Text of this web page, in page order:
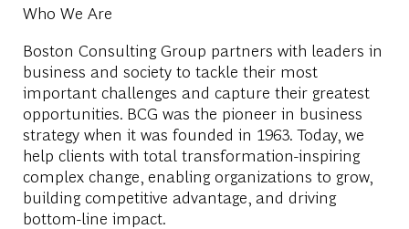
Who We Are
Boston Consulting Group partners with leaders in
business and society to tackle their most
important challenges and capture their greatest
opportunities. BCG was the pioneer in business
strategy when it was founded in 1963. Today, we
help clients with total transformation-inspiring
complex change, enabling organizations to grow,
building competitive advantage, and driving
bottom-line impact.